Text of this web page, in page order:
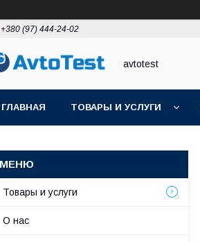
+380 (97) 444-24-02
avtotest
ГЛАВНАЯ ТОВАРЫ И УСЛУГИ
Товары и услуги
О нас